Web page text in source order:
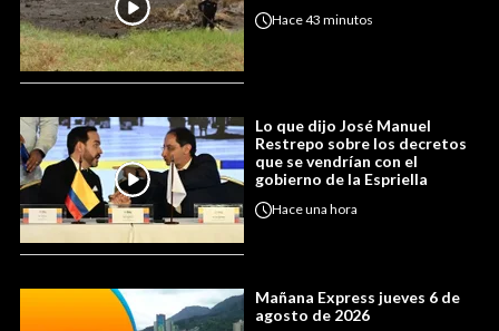
Hace43 minutos
Lo que dijo José Manuel
Restrepo sobre los decretos
que se vendrían con el
gobierno de la Espriella
Haceuna hora
Mañana Express jueves 6 de
agosto de 2026